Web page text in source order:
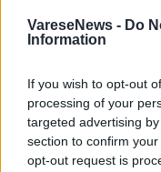
VareseNews - Do
Information
If you wish to opt-out
processing of your
targeted advertising
section to confirm
opt-out request is
Gallera: “Su
la promessa”